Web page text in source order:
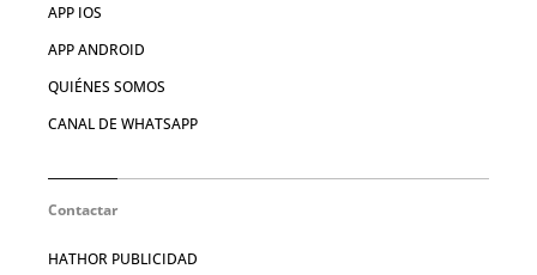
APP IOS
APP ANDROID
QUIÉNES SOMOS
CANAL DE WHATSAPP
Contactar
HATHOR PUBLICIDAD